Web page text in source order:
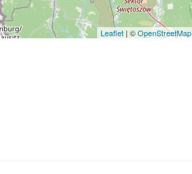
Leaflet | ©OpenStreetMap